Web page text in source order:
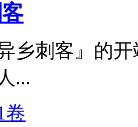
乡刺客』的
...
卷